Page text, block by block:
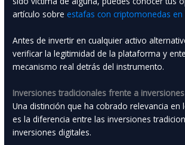
artículo sobreestafas con criptomonedas en
Antes de invertir en cualquier activo
verificar la legitimidad de la plataforma y
mecanismo real detrás del instrumento.
Inversiones tradicionales frente a
Una distinción que ha cobrado relevancia en
es la diferencia entre las inversiones
inversiones digitales.